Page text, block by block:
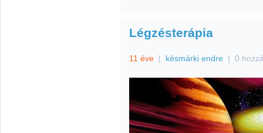
Légzésterápia
11 éve | késmárki endre | 0